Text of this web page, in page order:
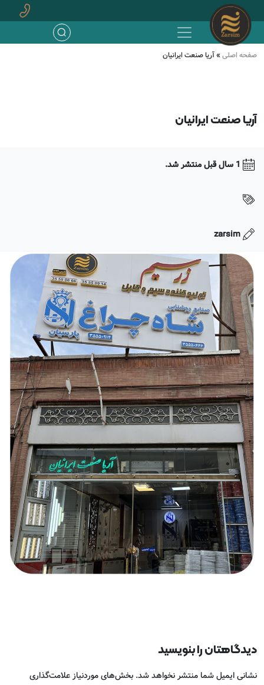
صفحه اصلی»آریا صنعت ایرانیان
آریا صنعت ایرانیان
اشتراک گذاری
دیدگاهتان را بنویسید
نشانی ایمیل شما منتشر نخواهد شد. بخش‌های موردنیاز علامت‌گذاری